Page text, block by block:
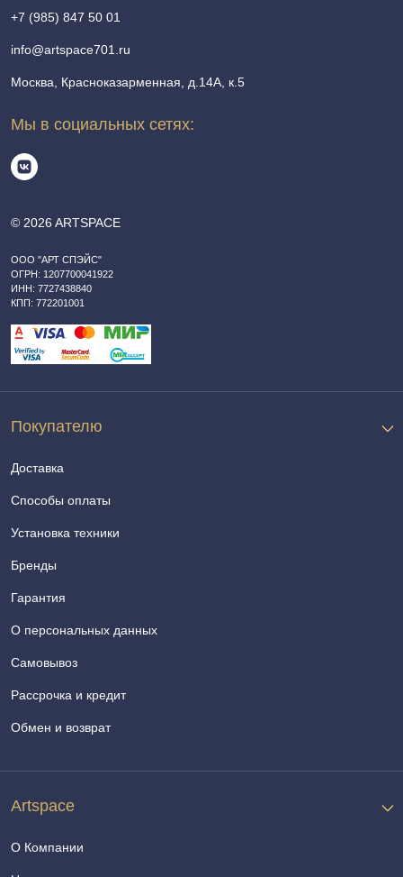
© 2026 ARTSPACE
ООО "АРТ СПЭЙС"
ОГРН: 1207700041922
ИНН: 7727438840
КПП: 772201001
Покупателю
Доставка
Способы оплаты
Установка техники
Бренды
Гарантия
О персональных данных
Самовывоз
Рассрочка и кредит
Обмен и возврат
Artspace
О Компании
+7 (985) 847 50 01
info@artspace701.ru
Москва, Красноказарменная, д.14А, к.5
Мы в социальных сетях: